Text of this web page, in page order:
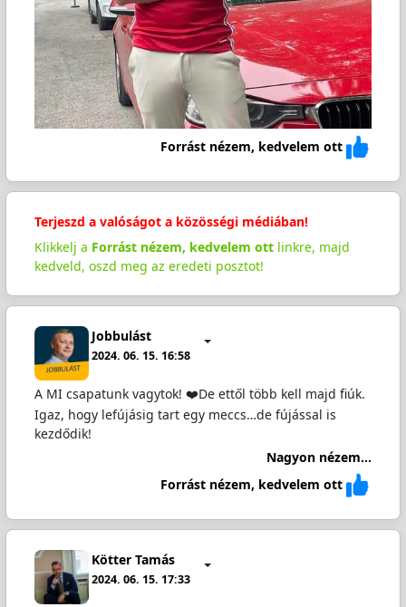
Forrást nézem, kedvelem ott
Terjeszd a valóságot a közösségi médiában!
Klikkelj a Forrást nézem, kedvelem ottlinkre, majd
kedveld, oszd meg az eredeti posztot!
Jobbulást
2024. 06. 15. 16:58
A MI csapatunk vagytok! ❤️De ettől több kell majd fiúk.
Igaz, hogy lefújásig tart egy meccs…de fújással is
kezdődik!
Nagyon nézem...
Forrást nézem, kedvelem ott
Kötter Tamás
2024. 06. 15. 17:33